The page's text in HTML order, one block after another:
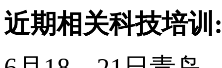
近期相关科技培训